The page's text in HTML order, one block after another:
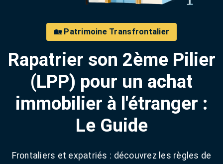
🏡 Patrimoine Transfrontalier
Rapatrier son 2ème Pilier
(LPP) pour un achat
immobilier à l'étranger :
Le Guide
Frontaliers et expatriés : découvrez les règles de